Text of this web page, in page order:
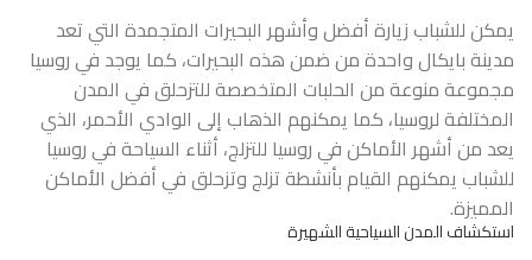
يمكن للشباب زيارة أفضل وأشهر البحيرات المتجمدة التي تعد
مدينة بايكال واحدة من ضمن هذه البحيرات، كما يوجد في روسيا
مجموعة منوعة من الحلبات المتخصصة للتزحلق في المدن
المختلفة لروسيا، كما يمكنهم الذهاب إلى الوادي الأحمر، الذي
يعد من أشهر الأماكن في روسيا للتزلج، أثناء السياحة في روسيا
للشباب يمكنهم القيام بأنشطة تزلج وتزحلق في أفضل الأماكن
المميزة.
استكشاف المدن السياحية الشهيرة